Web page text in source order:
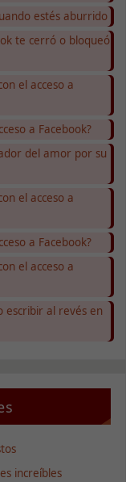
estés aburrido
te cerró o bloqueó
el acceso a
a Facebook?
del amor por su
el acceso a
a Facebook?
el acceso a
escribir al revés en
increíbles